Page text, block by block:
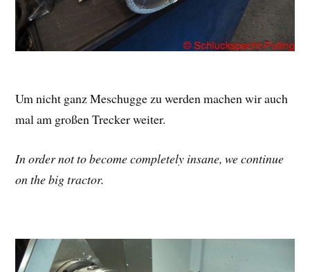
Um nicht ganz Meschugge zu werden machen wir auch
mal am großen Trecker weiter.
In order not to become completely insane, we continue
on the big tractor.